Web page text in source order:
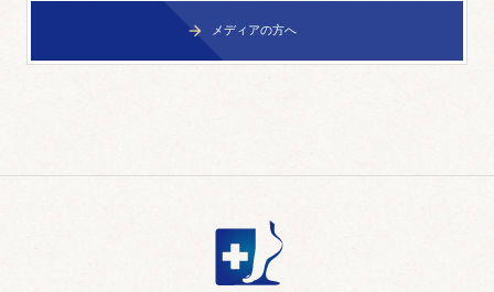
 メディアの方へ